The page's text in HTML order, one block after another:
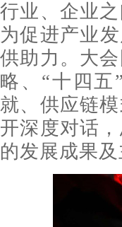
行业、企业
为促进产业
供助力。大
略、“十四
就、供应链
开深度对话
的发展成果及